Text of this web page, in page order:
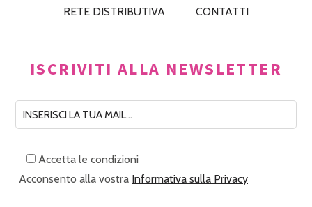
RETE DISTRIBUTIVA
CONTATTI
ISCRIVITI ALLA NEWSLETTER
Accetta le condizioni
Acconsento alla vostra Informativa sulla Privacy